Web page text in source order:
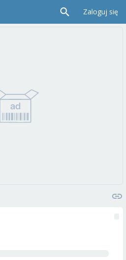
Zaloguj się